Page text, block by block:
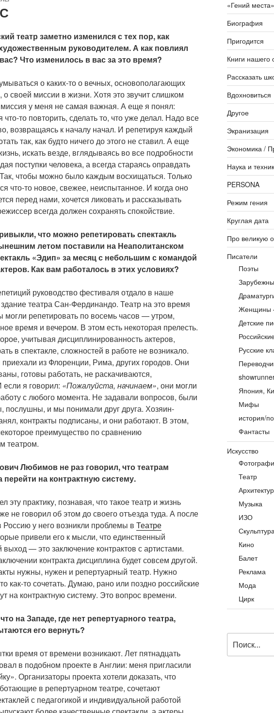
театр заметно изменился с тех пор, как
руководителем. А как повлиял
Что изменилось в вас за это время?
о каких-то о вечных, основополагающих
о своей миссии в жизни. Хотя это звучит слишком
у меня не самая важная. А еще я понял:
что-то повторить, сделать то, что уже делал. Надо все
возвращаясь к началу начал. И репетируя каждый
так, как будто ничего до этого не ставил. А еще
искать везде, вглядываясь во все подробности
поступки человека, а всегда стараясь оправдать
чтобы можно было каждым восхищаться. Только
что-то новое, свежее, неиспытанное. И когда оно
перед нами, хочется ликовать и рассказывать
всегда должен сохранять спокойствие.
что можно репетировать спектакль
летом поставили на Неаполитанском
«Эдип» за месяц с небольшим с командой
Как вам работалось в этих условиях?
руководство фестиваля отдало в наше
театра Сан-Фердинандо. Театр на это время
репетировать по восемь часов — утром,
время и вечером. В этом есть некоторая прелесть.
учитывая дисциплинированность актеров,
в спектакле, сложностей в работе не возникало.
из Флоренции, Рима, других городов. Они
готовы работать, не раскачиваются,
если я говорил: «Пожалуйста, начинаем», они могли
с любого момента. Не задавали вопросов, были
послушны, и мы понимали друг друга. Хозяин-
контракты подписаны, и они работают. В этом,
преимущество по сравнению
театром.
Любимов не раз говорил, что театрам
перейти на контрактную систему.
практику, познавая, что такое театр и жизнь
не говорил об этом до своего отъезда туда. А после
у него возникли проблемы в Театре
привели его к мысли, что единственный
— это заключение контрактов с артистами.
контракта дисциплина будет совсем другой.
нужны, нужен и репертуарный театр. Нужно
как-то сочетать. Думаю, рано или поздно российские
на контрактную систему. Это вопрос времени.
на Западе, где нет репертуарного театра,
его вернуть?
время от времени возникают. Лет пятнадцать
в подобном проекте в Англии: меня пригласили
Организаторы проекта хотели доказать, что
в репертуарном театре, сочетают
с педагогикой и индивидуальной работой
«Гений места»
Биография
Пригодится
Книги нашего
Рассказать
Вдохновиться
Другое
Экранизация
Экономика /
Наука и
PERSONA
Режим гения
Круглая дата
Про великую
Писатели
Поэты
Женщины
Детские
Русские
Япония,
Мифы
история/
Фантасты
Искусство
Театр
Музыка
ИЗО
Кино
Балет
Реклама
Мода
Цирк